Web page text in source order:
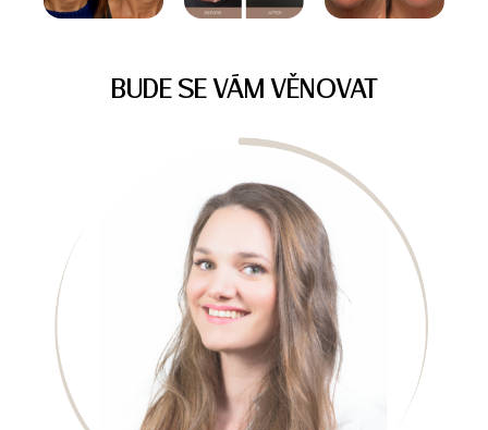
BUDE SE VÁM VĚNOVAT